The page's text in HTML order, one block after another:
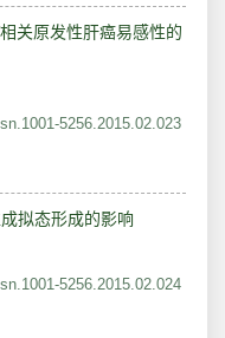
关原发性肝癌易感性的
5256.2015.02.023
拟态形成的影响
5256.2015.02.024